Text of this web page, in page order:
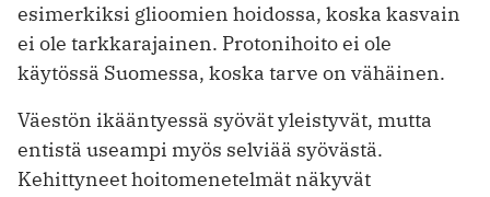
esimerkiksi glioomien hoidossa, koska kasvain
ei ole tarkkarajainen. Protonihoito ei ole
käytössä Suomessa, koska tarve on vähäinen.
Väestön ikääntyessä syövät yleistyvät, mutta
entistä useampi myös selviää syövästä.
Kehittyneet hoitomenetelmät näkyvät